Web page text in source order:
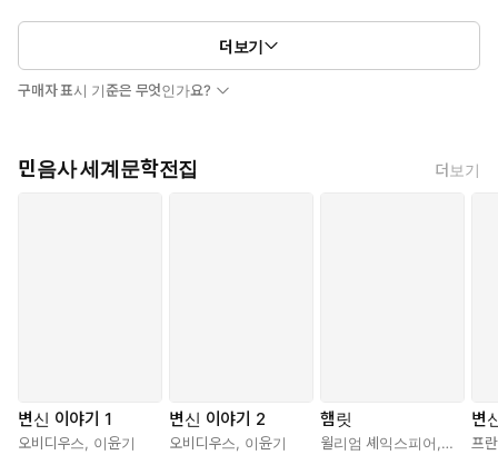
수 있기도 하고 말이야. 사실 그건 그냥 편안함의 문제거든! 지나치게 편
#데미안 #헤르만헤세 #민음사 #고전문학 #싱클레어 #아프락사스 #독
서 #책읽기 #북스타그램
더보기
구매자 표시 기준은 무엇인가요?
민음사 세계문학전집 더보기
변신 이야기 1
오비디우스 이윤기
변신 이야기 2
오비디우스 이윤기
햄릿
윌리엄 셰익스피어 최종철
변
프